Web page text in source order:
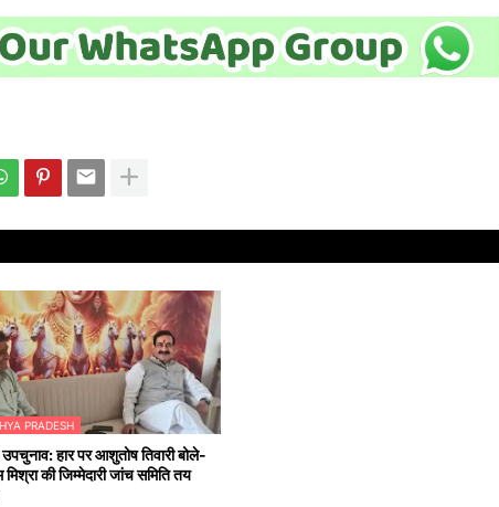
PRADESH
उपचुनाव: हार पर आशुतोष तिवारी बोले-
मिश्रा की जिम्मेदारी जांच समिति तय